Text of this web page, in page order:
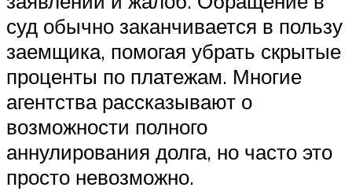
суд обычно заканчивается в пользу
заемщика, помогая убрать скрытые
проценты по платежам. Многие
агентства рассказывают о
возможности полного
аннулирования долга, но часто это
просто невозможно.